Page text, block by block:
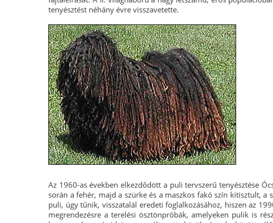
tenyésztést néhány évre visszavetette.
Az 1960-as években elkezdődött a puli tervszerű tenyésztése
során a fehér, majd a szürke és a maszkos fakó szín kitisztult, a
puli, úgy tűnik, visszatalál eredeti foglalkozásához, hiszen az
megrendezésre a terelési ösztönpróbák, amelyeken pulik is